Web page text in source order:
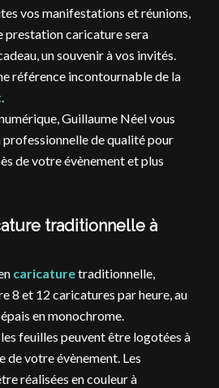
vos manifestations et réunions,
prestation caricature sera
un souvenir à vos invités.
référence incontournable de la
.
Guillaume Néel vous
de qualité pour
de votre évènement et plus
traditionnelle à
caricaturetraditionnelle,
8 et 12 caricatures par heure, au
en monochrome.
feuilles peuvent être logotées à
de votre évènement. Les
réalisées en couleur à